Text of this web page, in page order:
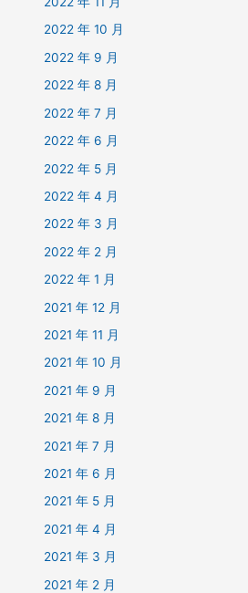
2022 年 10 月
2022 年 9 月
2022 年 8 月
2022 年 7 月
2022 年 6 月
2022 年 5 月
2022 年 4 月
2022 年 3 月
2022 年 2 月
2022 年 1 月
2021 年 12 月
2021 年 11 月
2021 年 10 月
2021 年 9 月
2021 年 8 月
2021 年 7 月
2021 年 6 月
2021 年 5 月
2021 年 4 月
2021 年 3 月
2021 年 2 月